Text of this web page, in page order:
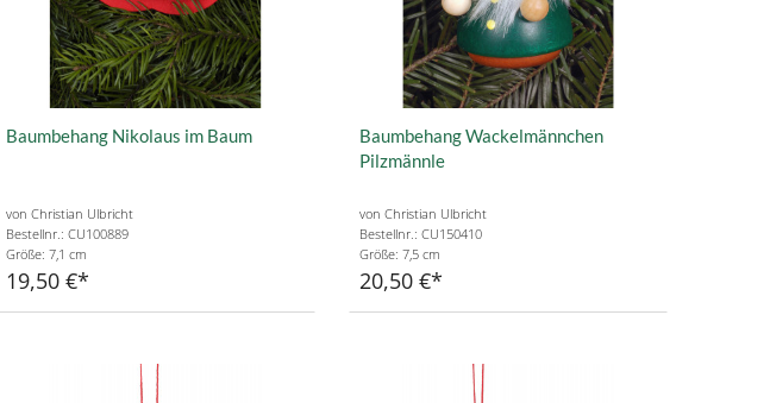
Baumbehang Nikolaus im Baum
von Christian Ulbricht
Bestellnr.: CU100889
Größe: 7,1 cm
19,50 €
Baumbehang Wackelmännchen
Pilzmännle
von Christian Ulbricht
Bestellnr.: CU150410
Größe: 7,5 cm
20,50 €